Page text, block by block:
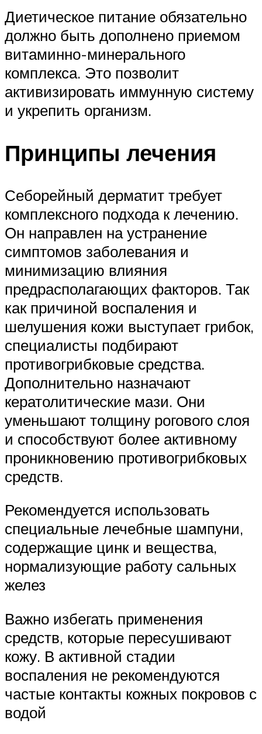
Диетическое питание обязательно
должно быть дополнено приемом
витаминно-минерального
комплекса. Это позволит
активизировать иммунную систему
и укрепить организм.
Принципы лечения
Себорейный дерматит требует
комплексного подхода к лечению.
Он направлен на устранение
симптомов заболевания и
минимизацию влияния
предрасполагающих факторов. Так
как причиной воспаления и
шелушения кожи выступает грибок,
специалисты подбирают
противогрибковые средства.
Дополнительно назначают
кератолитические мази. Они
уменьшают толщину рогового слоя
и способствуют более активному
проникновению противогрибковых
средств.
Рекомендуется использовать
специальные лечебные шампуни,
содержащие цинк и вещества,
нормализующие работу сальных
желез
Важно избегать применения
средств, которые пересушивают
кожу. В активной стадии
воспаления не рекомендуются
частые контакты кожных покровов с
водой